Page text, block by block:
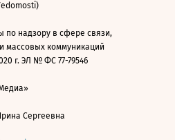
надзору в сфере связи,
массовых коммуникаций
г. ЭЛ № ФС 77-79546
Сергеевна